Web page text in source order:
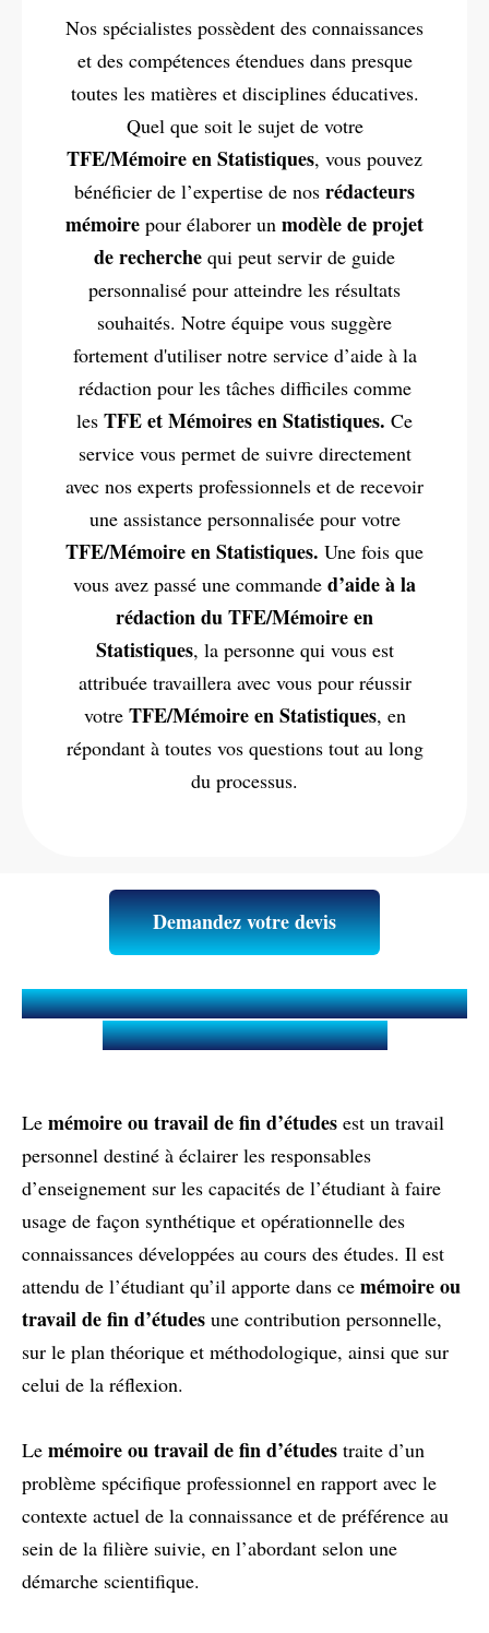
Nos spécialistes possèdent des connaissances
et des compétences étendues dans presque
toutes les matières et disciplines éducatives.
Quel que soit le sujet de votre
TFE/Mémoire en Statistiques, vous pouvez
bénéficier de l’expertise de nos rédacteurs
mémoire pour élaborer un modèle de projet
de recherche qui peut servir de guide
personnalisé pour atteindre les résultats
souhaités. Notre équipe vous suggère
fortement d'utiliser notre service d’aide à la
rédaction pour les tâches difficiles comme
les TFE et Mémoires en Statistiques. Ce
service vous permet de suivre directement
avec nos experts professionnels et de recevoir
une assistance personnalisée pour votre
TFE/Mémoire en Statistiques. Une fois que
vous avez passé une commande d’aide à la
rédaction du TFE/Mémoire en
Statistiques, la personne qui vous est
attribuée travaillera avec vous pour réussir
votre TFE/Mémoire en Statistiques, en
répondant à toutes vos questions tout au long
du processus.
Demandez votre devis
Qu’est-ce qu’un Mémoire ou Travail
de fin d'études (TFE) ?
Le mémoire ou travail de fin d’études est un travail
personnel destiné à éclairer les responsables
d’enseignement sur les capacités de l’étudiant à faire
usage de façon synthétique et opérationnelle des
connaissances développées au cours des études. Il est
attendu de l’étudiant qu’il apporte dans ce mémoire ou
travail de fin d’études une contribution personnelle,
sur le plan théorique et méthodologique, ainsi que sur
celui de la réflexion.
Le mémoire ou travail de fin d’études traite d’un
problème spécifique professionnel en rapport avec le
contexte actuel de la connaissance et de préférence au
sein de la filière suivie, en l’abordant selon une
démarche scientifique.